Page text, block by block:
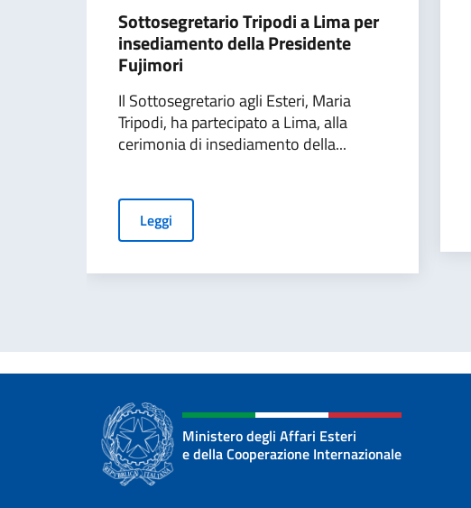
Sottosegretario Tripodi a Lima per
insediamento della Presidente
Fujimori
Il Sottosegretario agli Esteri, Maria
Tripodi, ha partecipato a Lima, alla
cerimonia di insediamento della...
Leggi
Ministero degli Affari Esteri
e della Cooperazione Internazionale